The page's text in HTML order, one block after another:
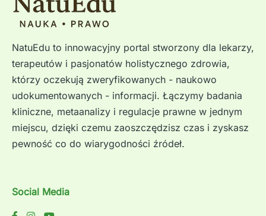
NatuEdu to innowacyjny portal stworzony dla lekarzy,
terapeutów i pasjonatów holistycznego zdrowia,
którzy oczekują zweryfikowanych - naukowo
udokumentowanych - informacji. Łączymy badania
kliniczne, metaanalizy i regulacje prawne w jednym
miejscu, dzięki czemu zaoszczędzisz czas i zyskasz
pewność co do wiarygodności źródeł.
Social Media